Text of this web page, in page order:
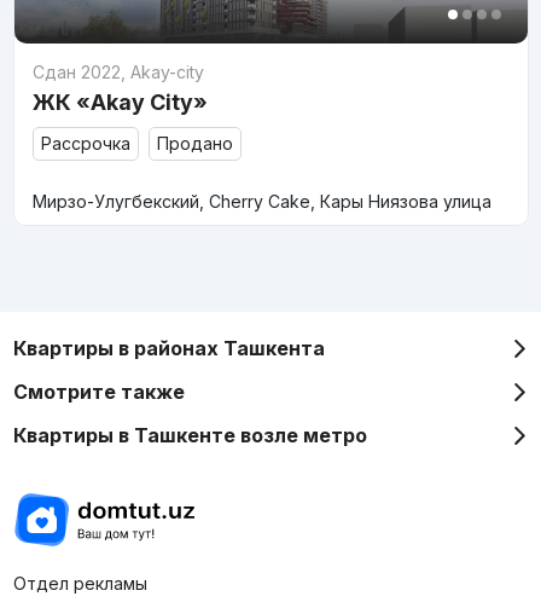
Сдан 2022 Akay-city
ЖК «Akay City»
Рассрочка Продано
Мирзо-Улугбекский, Cherry Cake, Кары Ниязова улица
Квартиры в районах Ташкента
Смотрите также
Квартиры в Ташкенте возле метро
Отдел рекламы